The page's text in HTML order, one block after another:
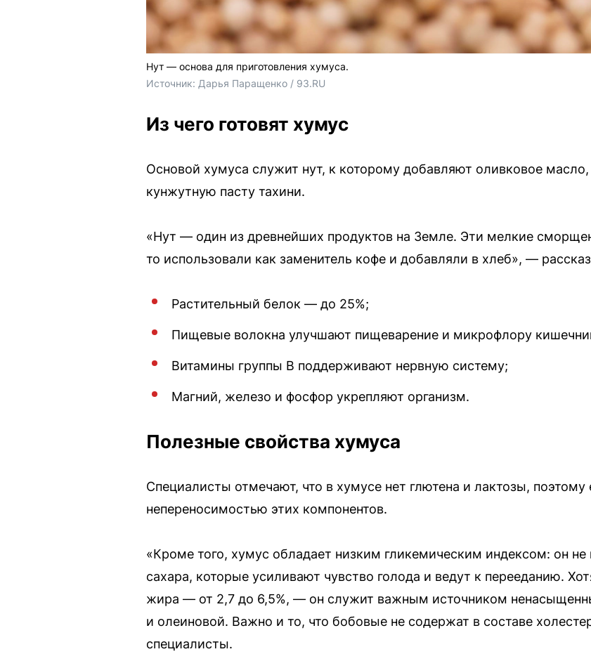
Нут — основа для приготовления хумуса.
Источник: Дарья Паращенко / 93.RU
Из чего готовят хумус
Основой хумуса служит нут, к которому добавляют оливковое масло,
кунжутную пасту тахини.
«Нут — один из древнейших продуктов на Земле. Эти мелкие
то использовали как заменитель кофе и добавляли в хлеб», —
Растительный белок — до 25%;
Пищевые волокна улучшают пищеварение и микрофлору
Витамины группы В поддерживают нервную систему;
Магний, железо и фосфор укрепляют организм.
Полезные свойства хумуса
Специалисты отмечают, что в хумусе нет глютена и лактозы,
непереносимостью этих компонентов.
«Кроме того, хумус обладает низким гликемическим индексом: он не
сахара, которые усиливают чувство голода и ведут к перееданию.
жира — от 2,7 до 6,5%, — он служит важным источником
и олеиновой. Важно и то, что бобовые не содержат в составе
специалисты.